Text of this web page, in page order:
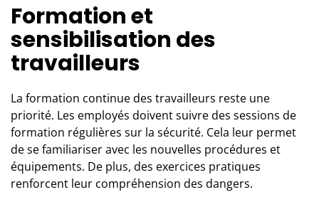
Formation et
sensibilisation des
travailleurs
La formation continue des travailleurs reste une
priorité. Les employés doivent suivre des sessions de
formation régulières sur la sécurité. Cela leur permet
de se familiariser avec les nouvelles procédures et
équipements. De plus, des exercices pratiques
renforcent leur compréhension des dangers.